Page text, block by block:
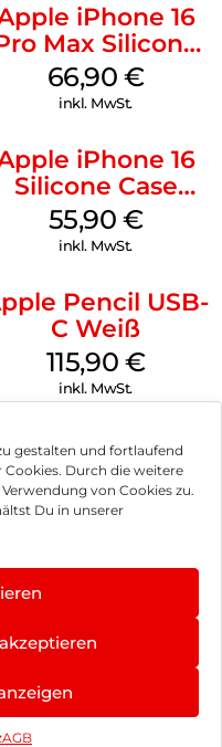
gestalten und fortlaufend
Durch die weitere
von Cookies zu.
Du in unserer
AGB
iPhone 16
Max Silicone
Case MagSafe
Black
66,90 €
inkl. MwSt.
iPhone 16
Silicone Case
MagSafe
Ultramarine
55,90 €
inkl. MwSt.
Pencil USB-
C Weiß
115,90 €
inkl. MwSt.
★★★★★